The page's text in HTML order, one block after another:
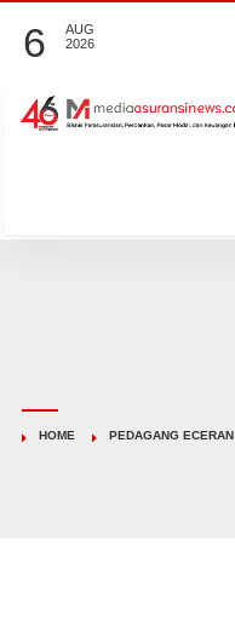
6
AUG
2026
HOME PEDAGANG ECERAN